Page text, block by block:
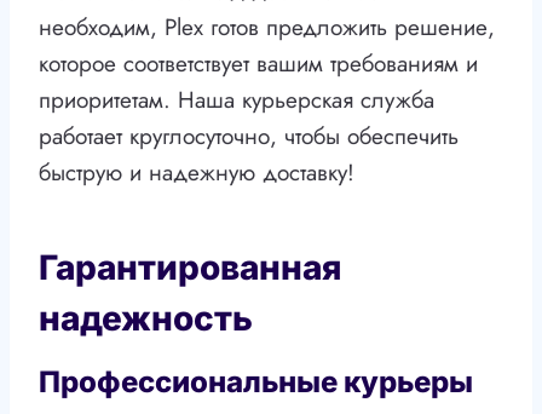
необходим, Plex готов предложить решение,
которое соответствует вашим требованиям и
приоритетам. Наша курьерская служба
работает круглосуточно, чтобы обеспечить
быструю и надежную доставку!
Гарантированная
надежность
Профессиональные курьеры